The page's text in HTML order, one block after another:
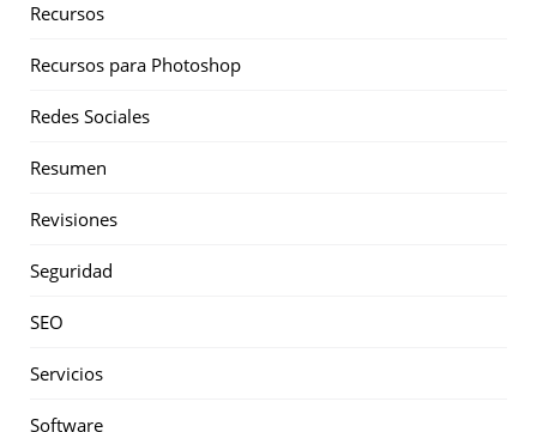
Recursos
Recursos para Photoshop
Redes Sociales
Resumen
Revisiones
Seguridad
SEO
Servicios
Software